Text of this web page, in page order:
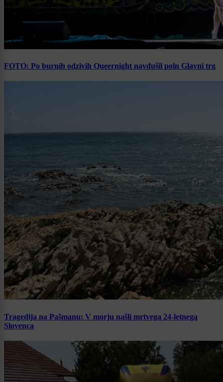
FOTO: Po burnih odzivih Queernight navdušil poln Glavni trg
Tragedija na Pašmanu: V morju našli mrtvega 24-letnega
Slovenca